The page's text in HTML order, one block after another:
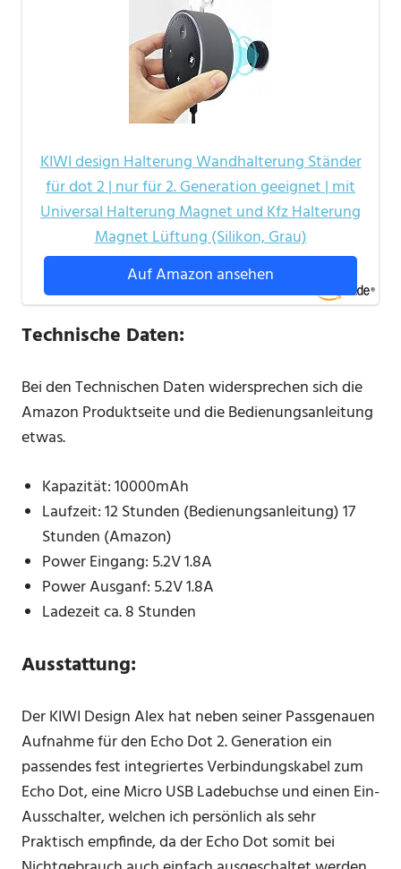
KIWI design Halterung Wandhalterung Ständer
für dot 2 | nur für 2. Generation geeignet | mit
Universal Halterung Magnet und Kfz Halterung
Magnet Lüftung (Silikon, Grau)
Auf Amazon ansehen
Technische Daten:
Bei den Technischen Daten widersprechen sich die
Amazon Produktseite und die Bedienungsanleitung
etwas.
Kapazität: 10000mAh
Laufzeit: 12 Stunden (Bedienungsanleitung) 17
Stunden (Amazon)
Power Eingang: 5.2V 1.8A
Power Ausganf: 5.2V 1.8A
Ladezeit ca. 8 Stunden
Ausstattung:
Der KIWI Design Alex hat neben seiner Passgenauen
Aufnahme für den Echo Dot 2. Generation ein
passendes fest integriertes Verbindungskabel zum
Echo Dot, eine Micro USB Ladebuchse und einen Ein-
Ausschalter, welchen ich persönlich als sehr
Praktisch empfinde, da der Echo Dot somit bei